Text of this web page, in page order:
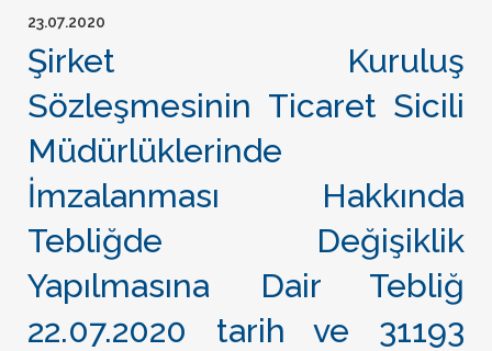
23.07.2020
Şirket Kuruluş
Sözleşmesinin Ticaret Sicili
Müdürlüklerinde
İmzalanması Hakkında
Tebliğde Değişiklik
Yapılmasına Dair Tebliğ
22.07.2020 tarih ve 31193